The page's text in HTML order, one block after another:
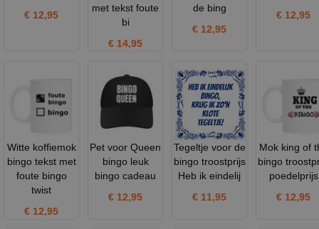
€ 12,95
met tekst foute
bi
€ 14,95
de bing
€ 12,95
€ 12,95
Witte koffiemok
bingo tekst met
foute bingo
twist
€ 12,95
Pet voor Queen
bingo leuk
bingo cadeau
€ 12,95
Tegeltje voor de
bingo troostprijs
Heb ik eindelij
€ 11,95
Mok king of
bingo
poedelprijs
€ 12,95